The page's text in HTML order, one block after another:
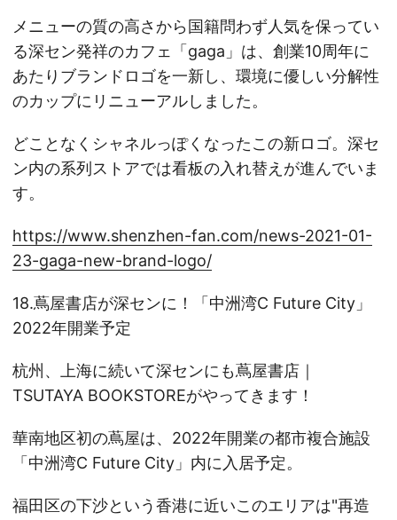
メニューの質の高さから国籍問わず人気を保ってい
る深セン発祥のカフェ「gaga」は、創業10周年に
あたりブランドロゴを一新し、環境に優しい分解性
のカップにリニューアルしました。
どことなくシャネルっぽくなったこの新ロゴ。深セ
ン内の系列ストアでは看板の入れ替えが進んでいま
す。
https://www.shenzhen-fan.com/news-2021-01-
23-gaga-new-brand-logo/
18.蔦屋書店が深センに！「中洲湾C Future City」
2022年開業予定
杭州、上海に続いて深センにも蔦屋書店｜
TSUTAYA BOOKSTOREがやってきます！
華南地区初の蔦屋は、2022年開業の都市複合施設
「中洲湾C Future City」内に入居予定。
福田区の下沙という香港に近いこのエリアは"再造